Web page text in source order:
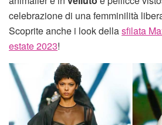
celebrazione di una femminilità
Scoprite anche i look dellasfilata
estate 2023!